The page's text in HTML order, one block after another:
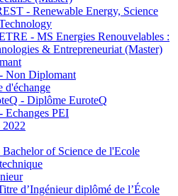
- Renewable Energy, Science
- MS Energies Renouvelables :
& Entrepreneuriat (Master)
Non Diplomant
d'échange
- Diplôme EuroteQ
Echanges PEI
2022
of Science de l'Ecole
d’Ingénieur diplômé de l’École